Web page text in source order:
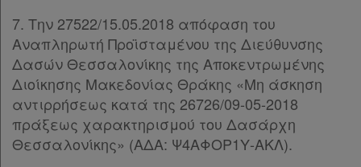
7. Την 27522/15.05.2018 απόφαση του
Αναπληρωτή Προϊσταμένου της Διεύθυνσης
Δασών Θεσσαλονίκης της Αποκεντρωμένης
Διοίκησης Μακεδονίας Θράκης «Μη άσκηση
αντιρρήσεως κατά της 26726/09-05-2018
πράξεως χαρακτηρισμού του Δασάρχη
Θεσσαλονίκης» (ΑΔΑ: Ψ4ΑΦΟΡ1Υ-ΑΚΛ).